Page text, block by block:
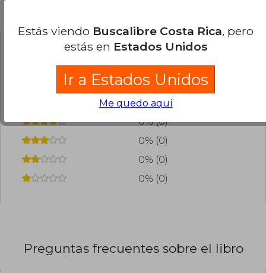
agregar tu propia evaluación.
0% (0)
0% (0)
0% (0)
0% (0)
0% (0)
Preguntas frecuentes sobre el libro
Estás viendo Buscalibre Costa Rica, pero
estás en Estados Unidos
Ir a Estados Unidos
Me quedo aquí